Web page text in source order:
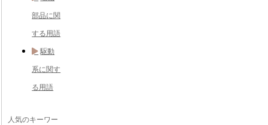
部品に関
する用語
駆動
系に関す
る用語
人気のキーワー